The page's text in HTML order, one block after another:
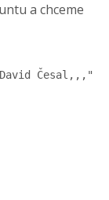
a chceme
Česal,,,"